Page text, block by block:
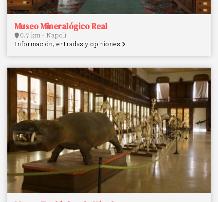
Museo Mineralógico Real
0.7 km - Napoli
Información, entradas y opiniones